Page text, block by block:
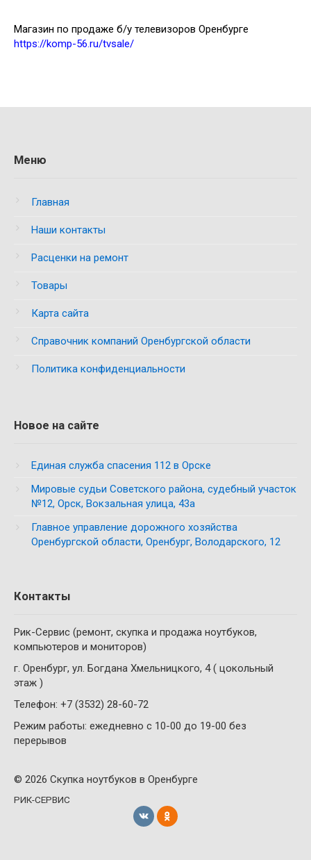
Магазин по продаже б/у телевизоров Оренбурге
https://komp-56.ru/tvsale/
Меню
Главная
Наши контакты
Расценки на ремонт
Товары
Карта сайта
Справочник компаний Оренбургской области
Политика конфиденциальности
Новое на сайте
Единая служба спасения 112 в Орске
Мировые судьи Советского района, судебный участок
№12, Орск, Вокзальная улица, 43а
Главное управление дорожного хозяйства
Оренбургской области, Оренбург, Володарского, 12
Контакты
Рик-Сервис (ремонт, скупка и продажа ноутбуков,
компьютеров и мониторов)
г. Оренбург, ул. Богдана Хмельницкого, 4 ( цокольный
этаж )
Телефон: +7 (3532) 28-60-72
Режим работы: ежедневно с 10-00 до 19-00 без
перерывов
© 2026 Скупка ноутбуков в Оренбурге
РИК-СЕРВИС